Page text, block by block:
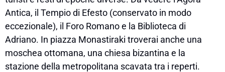
Antica, il Tempio di Efesto (conservato in modo
eccezionale), il Foro Romano e la Biblioteca di
Adriano. In piazza Monastiraki troverai anche una
moschea ottomana, una chiesa bizantina e la
stazione della metropolitana scavata tra i reperti.